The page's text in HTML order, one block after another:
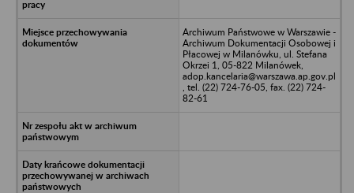
Archiwum Państwowe w Warszawie -
Archiwum Dokumentacji Osobowej i
Płacowej w Milanówku, ul. Stefana
Okrzei 1, 05-822 Milanówek,
adop.kancelaria@warszawa.ap.gov.pl
, tel. (22) 724-76-05, fax. (22) 724-
82-61